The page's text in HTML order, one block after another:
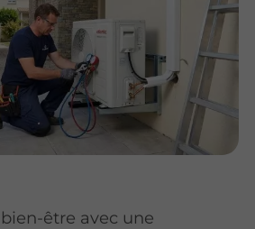
être avec une